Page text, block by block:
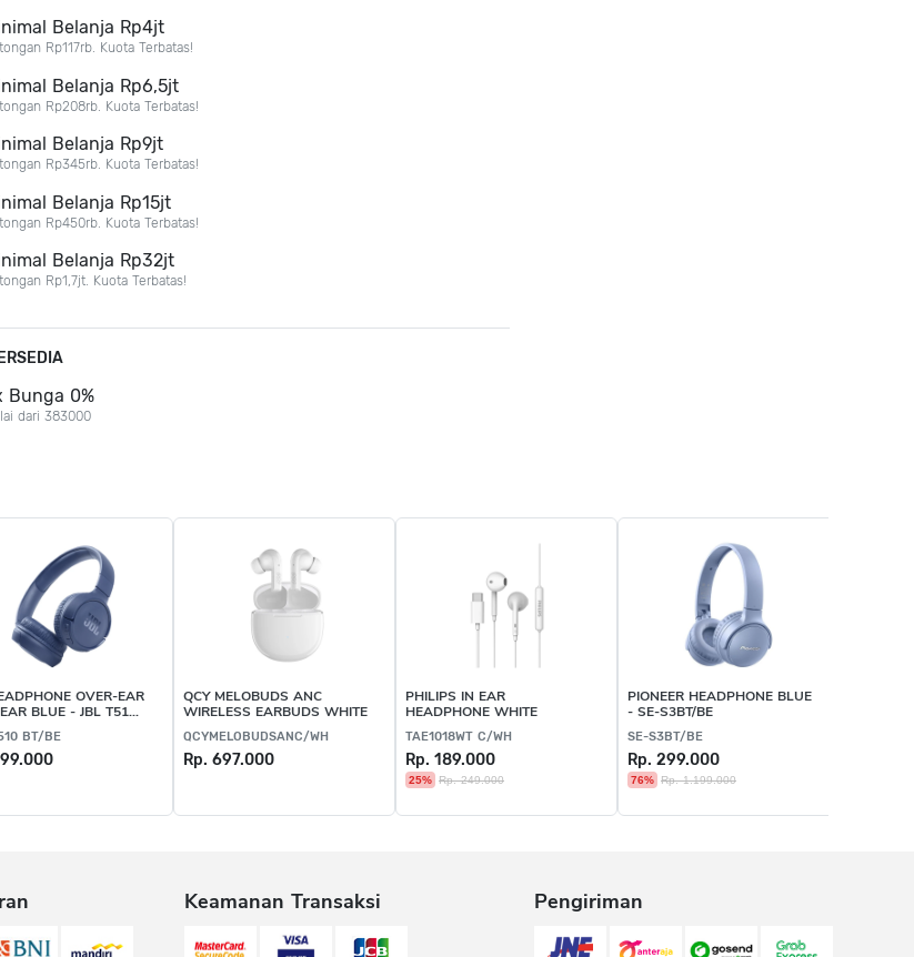
Belanja Rp4jt
Rp117rb. Kuota Terbatas!
Belanja Rp6,5jt
Rp208rb. Kuota Terbatas!
Belanja Rp9jt
Rp345rb. Kuota Terbatas!
Belanja Rp15jt
Rp450rb. Kuota Terbatas!
Belanja Rp32jt
Rp1,7jt. Kuota Terbatas!
Bunga 0%
dari 383000
OVER-EAR
BLUE - JBL T510
BT/BE
QCY MELOBUDS ANC
WIRELESS EARBUDS WHITE
QCYMELOBUDSANC/WH
Rp. 697.000
PHILIPS IN EAR
HEADPHONE WHITE
TAE1018WT C/WH
Rp. 189.000
25% Rp. 249.000
PIONEER HEADPHONE BLUE
- SE-S3BT/BE
SE-S3BT/BE
Rp. 299.000
76% Rp. 1.199.000
Keamanan Transaksi Pengiriman